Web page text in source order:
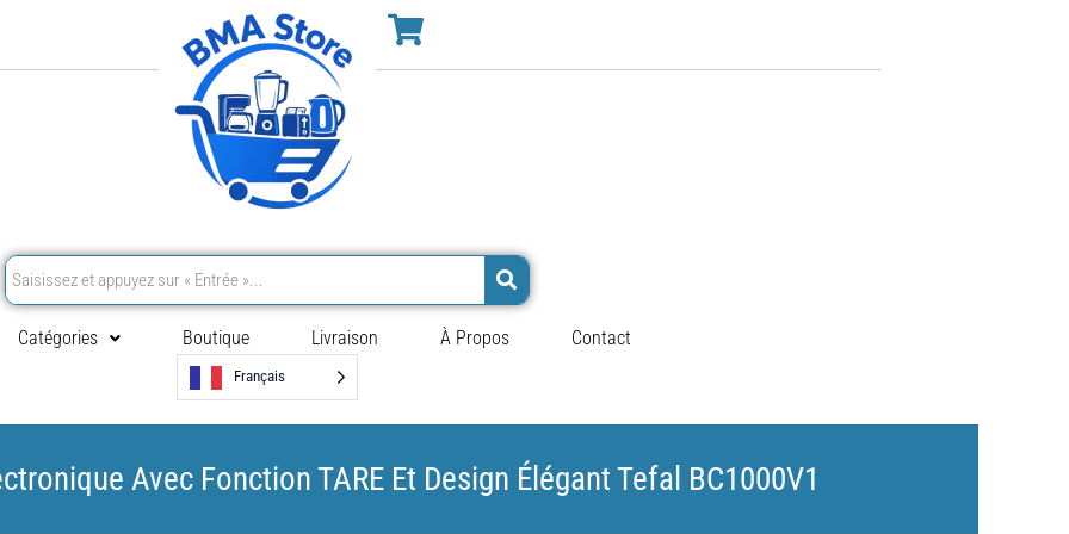
Catégories Boutique Livraison À Propos Contact
Français
Avec Fonction TARE Et Design Élégant Tefal BC1000V1